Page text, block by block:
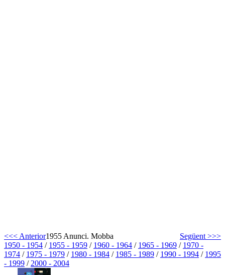
<<< Anterior
Següent >>>
1950 - 1954 / 1955 - 1959 / 1960 - 1964 / 1965 - 1969 / 1970 -
1974 / 1975 - 1979 / 1980 - 1984 / 1985 - 1989 / 1990 - 1994 / 1995
- 1999 / 2000 - 2004
1955 Anunci. Mobba